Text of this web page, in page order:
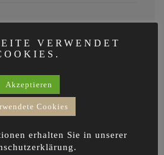
VERWENDET
Akzeptieren
Cookies
erhalten Sie in unserer